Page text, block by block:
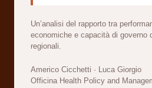
Un’analisi del rapporto tra
economiche e capacità di governo
regionali.
Americo Cicchetti · Luca Giorgio
Officina Health Policy and